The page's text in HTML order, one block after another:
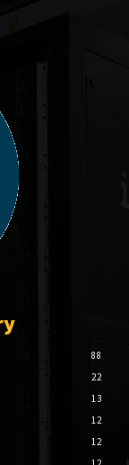
88
22
13
12
12